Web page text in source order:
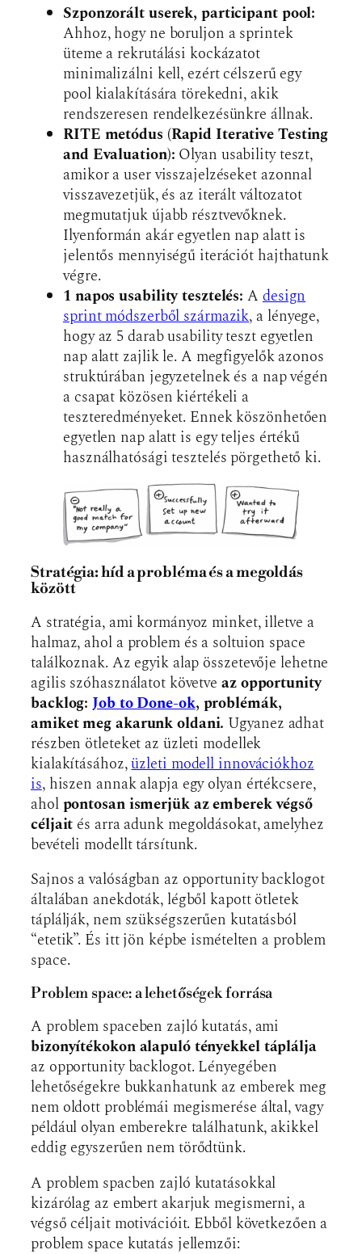
Szponzorált userek, participant pool:
Ahhoz, hogy ne boruljon a sprintek
üteme a rekrutálási kockázatot
minimalizálni kell, ezért célszerű egy
pool kialakítására törekedni, akik
rendszeresen rendelkezésünkre állnak.
RITE metódus (Rapid Iterative Testing
and Evaluation): Olyan usability teszt,
amikor a user visszajelzéseket azonnal
visszavezetjük, és az iterált változatot
megmutatjuk újabb résztvevőknek.
Ilyenformán akár egyetlen nap alatt is
jelentős mennyiségű iterációt hajthatunk
végre.
1 napos usability tesztelés: A design
sprint módszerből származik, a lényege,
hogy az 5 darab usability teszt egyetlen
nap alatt zajlik le. A megfigyelők azonos
struktúrában jegyzetelnek és a nap végén
a csapat közösen kiértékeli a
teszteredményeket. Ennek köszönhetően
egyetlen nap alatt is egy teljes értékű
használhatósági tesztelés pörgethető ki.
Stratégia: híd a probléma és a megoldás
között
A stratégia, ami kormányoz minket, illetve a
halmaz, ahol a problem és a soltuion space
találkoznak. Az egyik alap összetevője lehetne
agilis szóhasználatot követve az opportunity
backlog:Job to Done-ok, problémák,
amiket meg akarunk oldani. Ugyanez adhat
részben ötleteket az üzleti modellek
kialakításához,üzleti modell innovációkhoz
is, hiszen annak alapja egy olyan értékcsere,
aholpontosan ismerjük az emberek végső
céljait és arra adunk megoldásokat, amelyhez
bevételi modellt társítunk.
Sajnos a valóságban az opportunity backlogot
általában anekdoták, légből kapott ötletek
táplálják, nem szükségszerűen kutatásból
“etetik”. És itt jön képbe ismételten a problem
space.
Problem space: a lehetőségek forrása
A problem spaceben zajló kutatás, ami
bizonyítékokon alapuló tényekkel táplálja
az opportunity backlogot. Lényegében
lehetőségekre bukkanhatunk az emberek meg
nem oldott problémái megismerése által, vagy
például olyan emberekre találhatunk, akikkel
eddig egyszerűen nem törődtünk.
A problem spacben zajló kutatásokkal
kizárólag az embert akarjuk megismerni, a
végső céljait motivációit. Ebből következően a
problem space kutatás jellemzői: